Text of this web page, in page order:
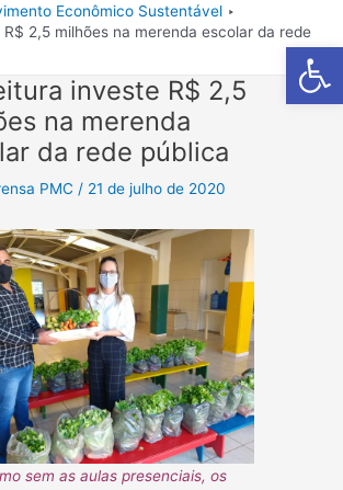
Barra de
Econômico Sustentável
2,5 milhões na merenda escolar da rede
investe R$ 2,5
na merenda
da rede pública
PMC / 21 de julho de 2020
sem as aulas presenciais, os